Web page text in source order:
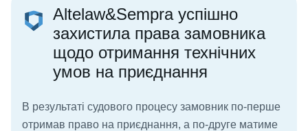
Altelaw&Sempra успішно
захистила права замовника
щодо отримання технічних
умов на приєднання
В результаті судового процесу замовник по-перше
отримав право на приєднання, а по-друге матиме